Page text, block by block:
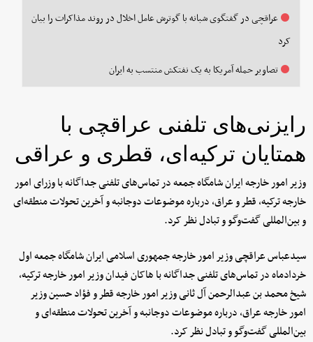
عراقچی در گفتگوی شبانه با گوترش عامل اخلال در روند مذاکرات را بیان
کرد
تصاویر حمله آمریکا به یک نفتکش منتسب به ایران
رایزنی‌های تلفنی عراقچی با
همتایان ترکیه‌ای، قطری و عراقی
وزیر امور خارجه ایران شامگاه جمعه در تماس‌های تلفنی جداگانه با وزرای امور
خارجه ترکیه، قطر و عراق، درباره موضوعات دوجانبه و آخرین تحولات منطقه‌ای
و بین‌المللی گفت‌وگو و تبادل نظر کرد.
سیدعباس عراقچی وزیر امور خارجه جمهوری اسلامی ایران شامگاه جمعه اول
خردادماه در تماس‌های تلفنی جداگانه با هاکان فیدان وزیر امور خارجه ترکیه،
شیخ محمد بن عبدالرحمن آل ثانی وزیر امور خارجه قطر و فؤاد حسین وزیر
امور خارجه عراق، درباره موضوعات دوجانبه و آخرین تحولات منطقه‌ای و
بین‌المللی گفت‌وگو و تبادل نظر کرد.